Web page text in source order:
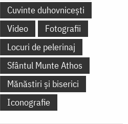
Cuvinte duhovnicești
Video
Fotografii
Locuri de pelerinaj
Sfântul Munte Athos
Mănăstiri și biserici
Iconografie